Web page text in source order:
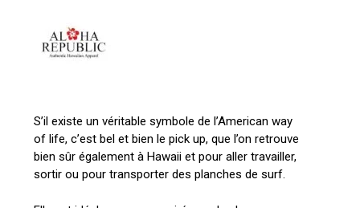
S’il existe un véritable symbole de l’American way
of life, c’est bel et bien le pick up, que l’on retrouve
bien sûr également à Hawaii et pour aller travailler,
sortir ou pour transporter des planches de surf.